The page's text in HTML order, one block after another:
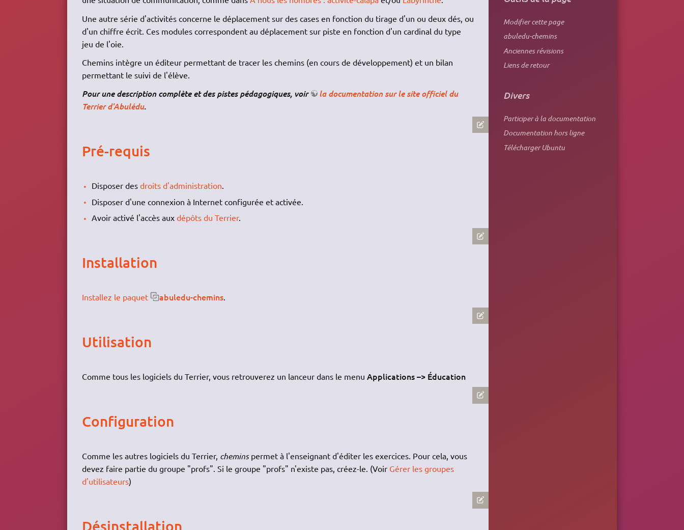
Une autre série d'activités concerne le déplacement sur des cases en fonction du tirage d'un ou deux dés, ou
d'un chiffre écrit. Ces modules correspondent au déplacement sur piste en fonction d'un cardinal du type
jeu de l'oie.
Chemins intègre un éditeur permettant de tracer les chemins (en cours de développement) et un bilan
permettant le suivi de l'élève.
Pour une description complète et des pistes pédagogiques, voir
la documentation sur le site officiel du
Terrier d'Abulédu.
Pré-requis
Disposer desdroits d'administration.
Disposer d'une connexion à Internet configurée et activée.
Avoir activé l'accès auxdépôts du Terrier.
Installation
Installez le paquet abuledu-chemins.
Utilisation
Comme tous les logiciels du Terrier, vous retrouverez un lanceur dans le menu Applications –> Éducation
Configuration
Comme les autres logiciels du Terrier, cheminspermet à l'enseignant d'éditer les exercices. Pour cela, vous
devez faire partie du groupe "profs". Si le groupe "profs" n'existe pas, créez-le. (Voir Gérer les groupes
d'utilisateurs)
Désinstallation
Modifier cette page
abuledu-chemins
Anciennes révisions
Liens de retour
Divers
Participer à la documentation
Documentation hors ligne
Télécharger Ubuntu